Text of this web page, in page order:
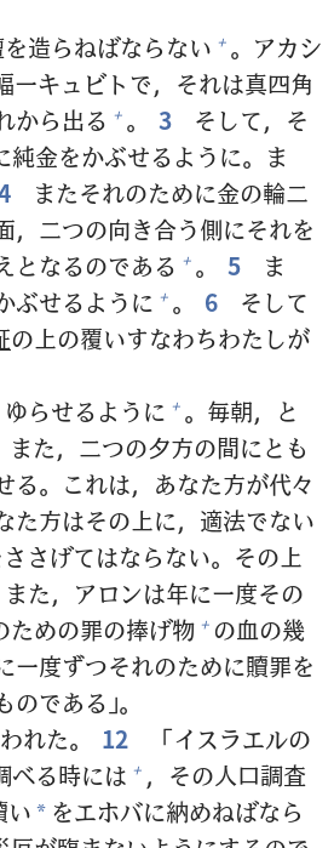
を造らねばならない + 。アカシ
一キュビトで，それは真四角
から出る + 。 3
そして，そ
純金をかぶせるように。ま
またそれのために金の輪二
， 二つの向き合う側にそれを
となるのである + 。 5
ま
ぶせるように + 。 6
そして
の上の覆いすなわちわたしが
らせるように + 。 毎朝，と
また， 二つの夕方の間にとも
る。これは，あなた方が代々
た方はその上に， 適法でない
さげてはならない。その上
また，アロンは年に一度その
ための罪の捧げ物 + の血の幾
一度ずつそれのために贖罪を
のである」。
われた。 12
「イスラエルの
べる時には + ，その人口調査
い * をエホバに納めねばなら